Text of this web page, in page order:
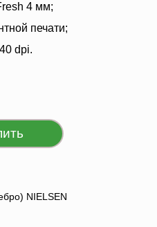
4 мм;
печати;
dpi.
NIELSEN